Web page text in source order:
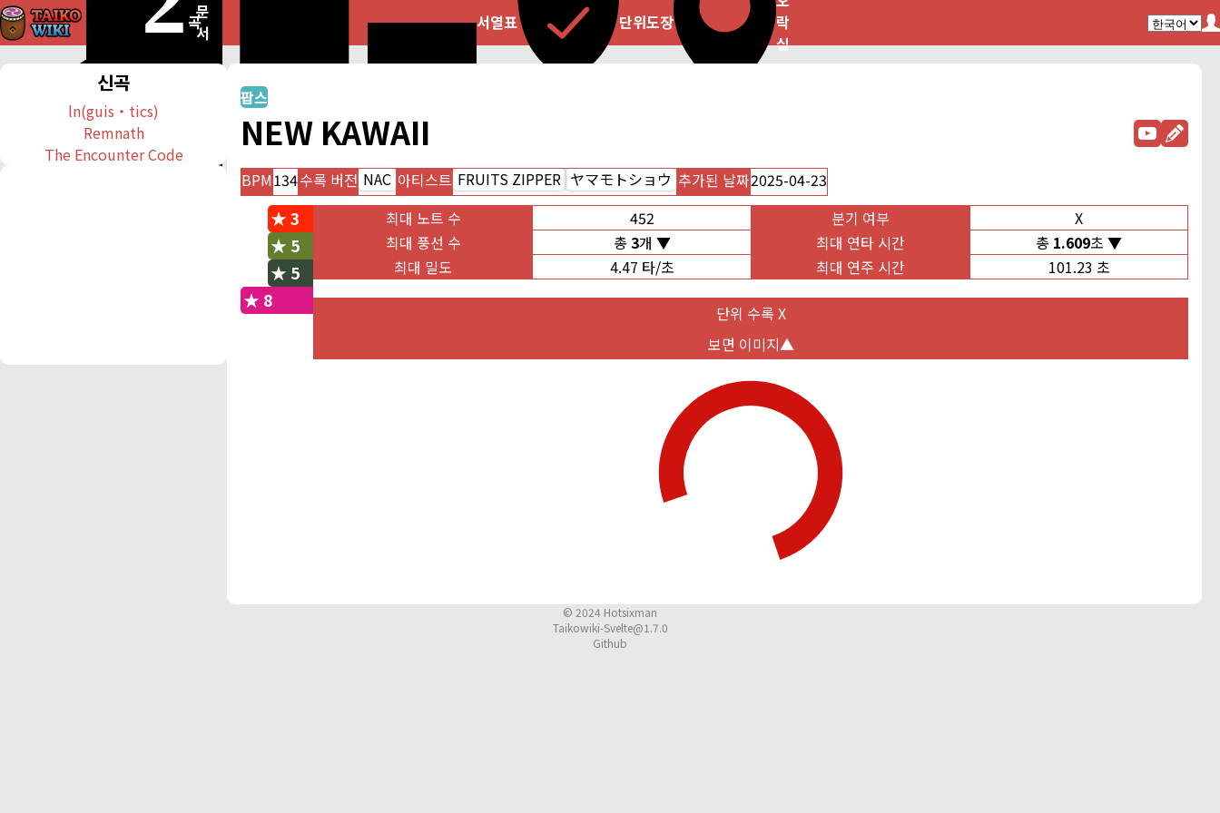
곡문
서
서열표 단위도장
락
실
신곡
ln(guis・tics)
Remnath
The Encounter Code
팝스
NEW KAWAII
BPM134수록 버전 NAC 아티스트 FRUITS ZIPPER ヤマモトショウ 추가된 날짜2025-04-23
★ 3
★ 5
★ 5
★ 8
최대 노트 수 452 분기 여부
X
최대 풍선 수
총 3개 최대 연타 시간 총 1.609초
최대 밀도
4.47 타/초 최대 연주 시간 101.23 초
단위 수록 X
보면 이미지
© 2024 Hotsixman
Taikowiki-Svelte@1.7.0
Github